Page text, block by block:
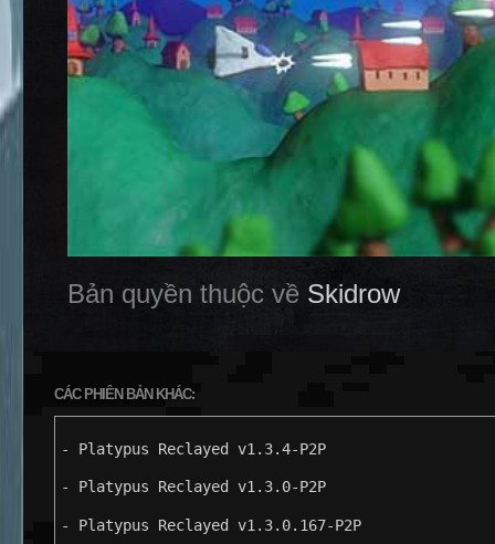
Bản quyền thuộc về Skidrow
CÁC PHIÊN BẢN KHÁC:
- Platypus Reclayed v1.3.4-P2P
- Platypus Reclayed v1.3.0-P2P
- Platypus Reclayed v1.3.0.167-P2P